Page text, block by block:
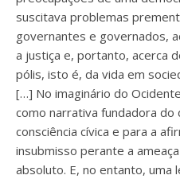
suscitava problemas
governantes e governados,
a justiça e, portanto, acerca
pólis, isto é, da vida em
[…] No imaginário do
como narrativa fundadora
consciência cívica e para a
insubmisso perante a
absoluto. E, no entanto, uma